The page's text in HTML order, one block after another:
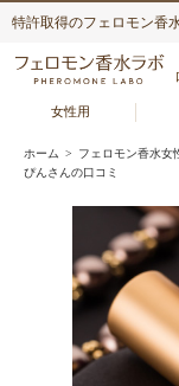
特許取得のフェロモン香
女性用
ホーム > フェロモン香水女
ぴんさんの口コミ